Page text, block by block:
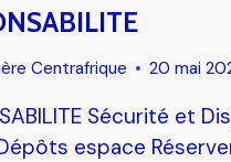
Centrafrique 20 mai
Sécurité et
espace